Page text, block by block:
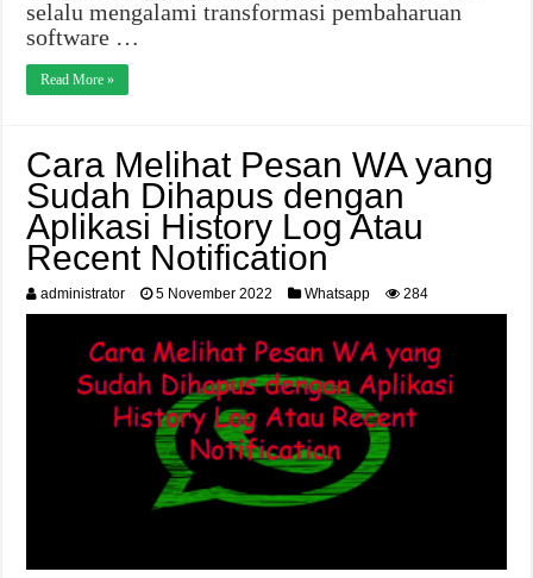
selalu mengalami transformasi pembaharuan
software …
Read More »
Cara Melihat Pesan WA yang
Sudah Dihapus dengan
Aplikasi History Log Atau
Recent Notification
administrator 5 November 2022 Whatsapp 284